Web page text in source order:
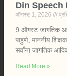
Din Speech
ऑगस्ट 1, 2026
9 ऑगस्ट जागतिक
पाहुणे, माननीय
सर्वांना जागतिक
Read More »